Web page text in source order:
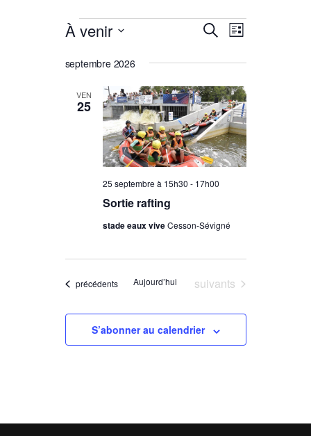
Évènements
Recherche
et
navigation
de
vues
RechercheNavigation
vues
Liste
À venir
une
septembre 2026
VEN
25
Sortie rafting
25 septembre à 15h30 - 17h00
stade eaux viveCesson-Sévigné
Évènements
précédents Aujourd’hui Évènements
suivants
S’abonner au calendrier